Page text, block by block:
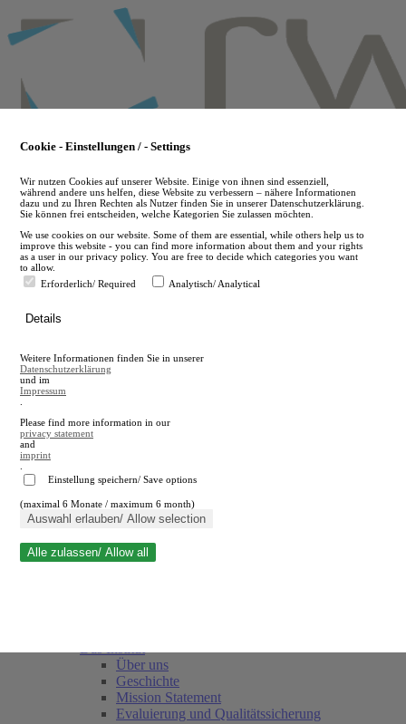
to
main
en
A
A
Suche schließen
Über uns
Geschichte
Mission Statement
Evaluierung und Qualitätssicherung
Cookie - Einstellungen / - Settings
Wir nutzen Cookies auf unserer Website. Einige von ihnen sind essenziell,
während andere uns helfen, diese Website zu verbessern – nähere Informationen
dazu und zu Ihren Rechten als Nutzer finden Sie in unserer Datenschutzerklärung.
Sie können frei entscheiden, welche Kategorien Sie zulassen möchten.
We use cookies on our website. Some of them are essential, while others help us to
improve this website - you can find more information about them and your rights
as a user in our privacy policy. You are free to decide which categories you want
to allow.
Erforderlich/ Required
Analytisch/ Analytical
Details
Weitere Informationen finden Sie in unserer
Datenschutzerklärung
und im
Impressum
Please find more information in our
privacy statement
and
imprint
Einstellung speichern/ Save options
(maximal 6 Monate / maximum 6 month)
Auswahl erlauben/ Allow selection
Alle zulassen/ Allow all